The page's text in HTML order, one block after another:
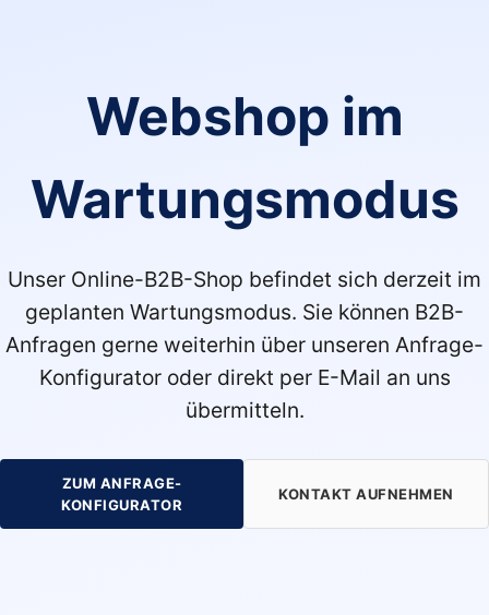
Webshop im
Wartungsmodus
Unser Online-B2B-Shop befindet sich derzeit im
geplanten Wartungsmodus. Sie können B2B-
Anfragen gerne weiterhin über unseren Anfrage-
Konfigurator oder direkt per E-Mail an uns
übermitteln.
ZUM ANFRAGE-
KONFIGURATOR
KONTAKT AUFNEHMEN